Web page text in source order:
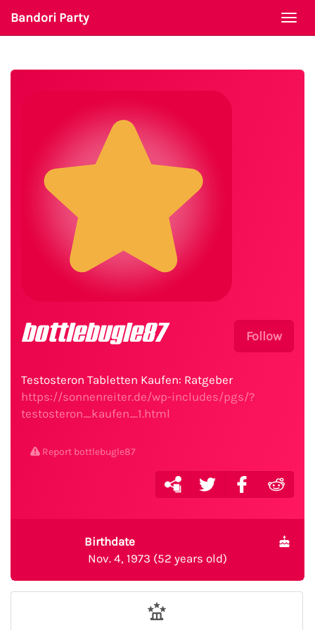
Bandori Party
Follow
bottlebugle87
Testosteron Tabletten Kaufen: Ratgeber
https://sonnenreiter.de/wp-includes/pgs/?
testosteron_kaufen_1.html
Report bottlebugle87
Birthdate
Nov. 4, 1973 (52 years old)